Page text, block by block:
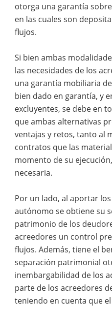
otorga una garantía
en las cuales son
flujos.
Si bien ambas
las necesidades de los
una garantía mobiliaria
bien dado en garantía, y
excluyentes, se debe en
que ambas alternativas
ventajas y retos, tanto al
contratos que las
momento de su
necesaria.
Por un lado, al aportar
autónomo se obtiene su
patrimonio de los
acreedores un control
flujos. Además, tiene el
separación patrimonial
inembargabilidad de los
parte de los acreedores
teniendo en cuenta que